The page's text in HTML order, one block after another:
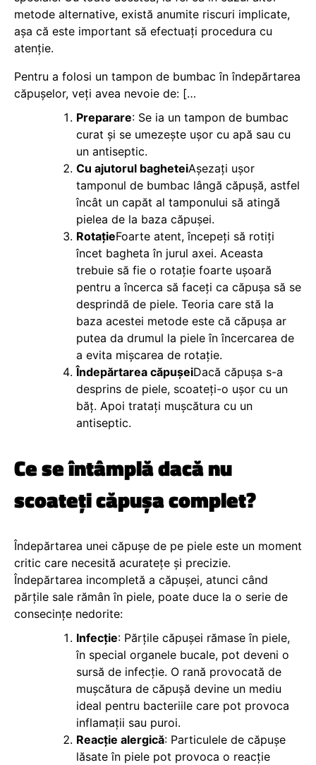
metode alternative, există anumite riscuri implicate,
așa că este important să efectuați procedura cu
atenție.
Pentru a folosi un tampon de bumbac în îndepărtarea
căpușelor, veți avea nevoie de: […
Preparare: Se ia un tampon de bumbac
curat și se umezește ușor cu apă sau cu
un antiseptic.
Cu ajutorul bagheteiAșezați ușor
tamponul de bumbac lângă căpușă, astfel
încât un capăt al tamponului să atingă
pielea de la baza căpușei.
RotațieFoarte atent, începeți să rotiți
încet bagheta în jurul axei. Aceasta
trebuie să fie o rotație foarte ușoară
pentru a încerca să faceți ca căpușa să se
desprindă de piele. Teoria care stă la
baza acestei metode este că căpușa ar
putea da drumul la piele în încercarea de
a evita mișcarea de rotație.
Îndepărtarea căpușeiDacă căpușa s-a
desprins de piele, scoateți-o ușor cu un
băț. Apoi tratați mușcătura cu un
antiseptic.
Ce se întâmplă dacă nu
scoateți căpușa complet?
Îndepărtarea unei căpușe de pe piele este un moment
critic care necesită acuratețe și precizie.
Îndepărtarea incompletă a căpușei, atunci când
părțile sale rămân în piele, poate duce la o serie de
consecințe nedorite:
Infecție: Părțile căpușei rămase în piele,
în special organele bucale, pot deveni o
sursă de infecție. O rană provocată de
mușcătura de căpușă devine un mediu
ideal pentru bacteriile care pot provoca
inflamații sau puroi.
Reacție alergică: Particulele de căpușe
lăsate în piele pot provoca o reacție